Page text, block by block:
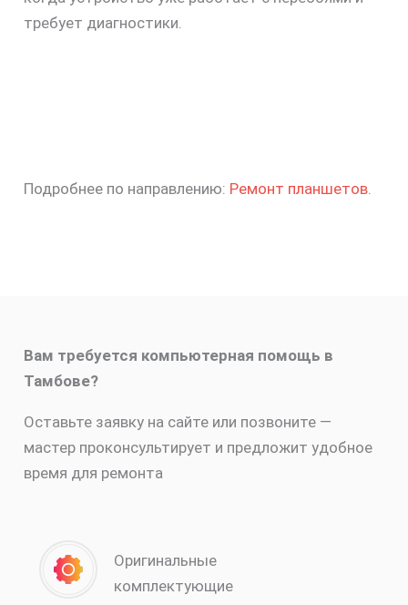
требует диагностики.
Подробнее по направлению: Ремонт планшетов.
Вам требуется компьютерная помощь в
Тамбове?
Оставьте заявку на сайте или позвоните —
мастер проконсультирует и предложит удобное
время для ремонта
Оригинальные
комплектующие